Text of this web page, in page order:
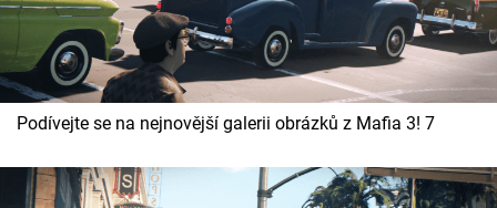
Podívejte se na nejnovější galerii obrázků z Mafia 3! 7